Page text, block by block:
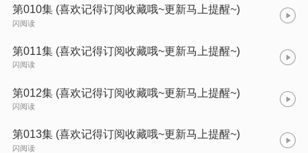
第010集 (喜欢记得订阅收藏哦~更新马上提醒~)
闪阅读
第011集 (喜欢记得订阅收藏哦~更新马上提醒~)
闪阅读
第012集 (喜欢记得订阅收藏哦~更新马上提醒~)
闪阅读
第013集 (喜欢记得订阅收藏哦~更新马上提醒~)
闪阅读